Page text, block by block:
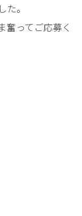
。
ってご応募く